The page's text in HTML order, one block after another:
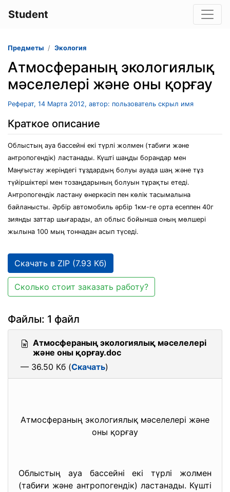
Student
Предметы Экология
Атмосфераның экологиялық
мәселелері және оны қорғау
Реферат, 14 Марта 2012, автор: пользователь скрыл имя
Краткое описание
Облыстың ауа бассейні екі түрлі жолмен (табиғи және
антропогендік) ластанады. Күшті шаңды борандар мен
Маңғыстау жеріндегі тұздардың болуы ауада шаң және тұз
түйіршіктері мен тозаңдарының болуын тұрақты етеді.
Антропогендік ластану өнеркәсіп пен көлік тасымалына
байланысты. Әрбір автомобиль әрбір 1км-ге орта есеппен 40г
зиянды заттар шығарады, ал облыс бойынша оның мөлшері
жылына 100 мың тоннадан асып түседі.
Скачать в ZIP (7.93 Кб)
Сколько стоит заказать работу?
Файлы: 1 файл
Атмосфераның экологиялық мәселелері
және оны қорғау.doc
— 36.50 Кб (Скачать)
Атмосфераның экологиялық мәселелері және
оны қорғау
Облыстың ауа бассейні екі түрлі жолмен
(табиғи және антропогендік) ластанады. Күшті